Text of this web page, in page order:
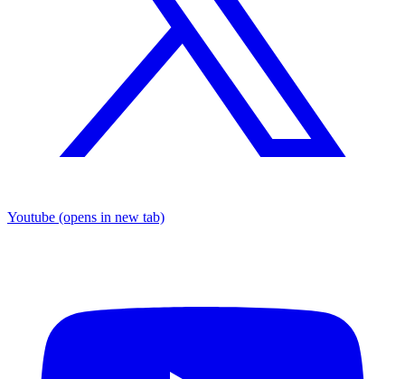
Youtube (opens in new tab)